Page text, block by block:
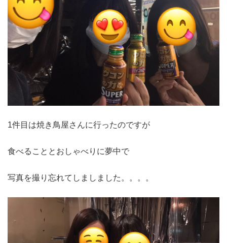
1件目は焼き鳥屋さんに行ったのですが
食べることとおしゃべりに夢中で
写真を撮り忘れてしましました。。。。